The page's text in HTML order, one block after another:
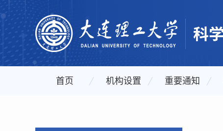
首页 机构设置 重要通知